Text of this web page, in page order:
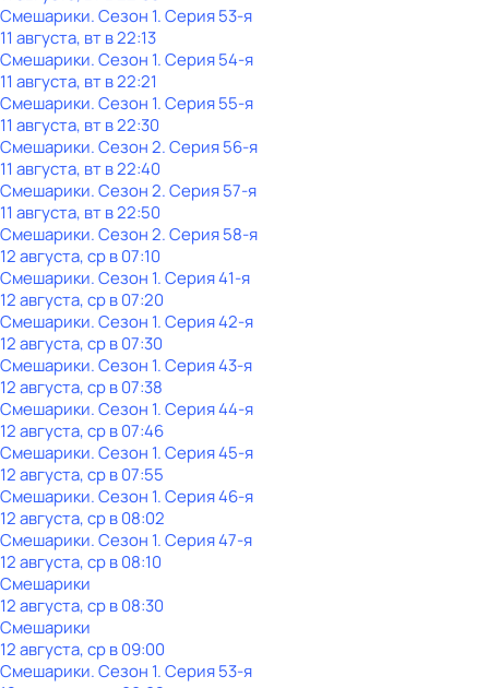
Смешарики. Сезон 1. Серия 53-я
11 августа, вт в 22:13
Смешарики. Сезон 1. Серия 54-я
11 августа, вт в 22:21
Смешарики. Сезон 1. Серия 55-я
11 августа, вт в 22:30
Смешарики. Сезон 2. Серия 56-я
11 августа, вт в 22:40
Смешарики. Сезон 2. Серия 57-я
11 августа, вт в 22:50
Смешарики. Сезон 2. Серия 58-я
12 августа, ср в 07:10
Смешарики. Сезон 1. Серия 41-я
12 августа, ср в 07:20
Смешарики. Сезон 1. Серия 42-я
12 августа, ср в 07:30
Смешарики. Сезон 1. Серия 43-я
12 августа, ср в 07:38
Смешарики. Сезон 1. Серия 44-я
12 августа, ср в 07:46
Смешарики. Сезон 1. Серия 45-я
12 августа, ср в 07:55
Смешарики. Сезон 1. Серия 46-я
12 августа, ср в 08:02
Смешарики. Сезон 1. Серия 47-я
12 августа, ср в 08:10
Смешарики
12 августа, ср в 08:30
Смешарики
12 августа, ср в 09:00
Смешарики. Сезон 1. Серия 53-я